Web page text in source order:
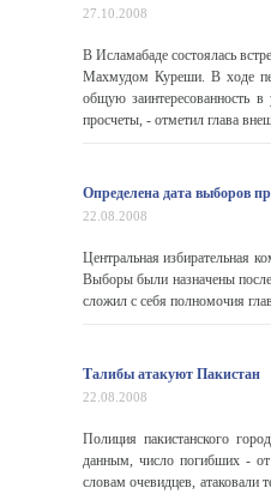
27.10.2008
В Исламабаде состоялась
Махмудом Куреши. В ходе
общую заинтересованность
просчеты, - отметил глава
Определена дата выборов
22.08.2008
Центральная избирательная
Выборы были назначены
сложил с себя полномочия
Талибы атакуют Пакистан
22.08.2008
Полиция пакистанского
данным, число погибших -
словам очевидцев, атаковали